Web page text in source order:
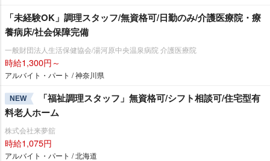
「未経験OK」調理スタッフ/無資格可/日勤のみ/介護医療院・療
養病床/社会保障完備
一般財団法人生活保健協会/湯河原中央温泉病院 介護医療院
時給1,300円～
アルバイト・パート / 神奈川県
NEW
「福祉調理スタッフ」無資格可/シフト相談可/住宅型有
料老人ホーム
株式会社来夢舘
時給1,075円
アルバイト・パート / 北海道